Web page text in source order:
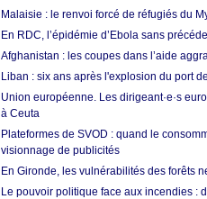
Malaisie : le renvoi forcé de réfugiés du
En RDC, l’épidémie d’Ebola sans
Afghanistan : les coupes dans l’aide
Liban : six ans après l'explosion du port
Union européenne. Les dirigeant·e·s
à Ceuta
Plateformes de SVOD : quand le
visionnage de publicités
En Gironde, les vulnérabilités des forêts
Le pouvoir politique face aux incendies :